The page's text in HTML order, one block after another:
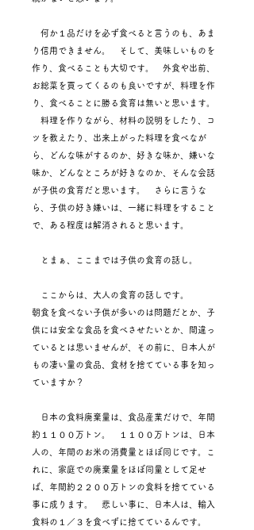
何か１品だけを必ず食べると言うのも、あま
り信用できません。 そして、美味しいものを
作り、食べることも大切です。 外食や出前、
お総菜を買ってくるのも良いですが、料理を作
り、食べることに勝る食育は無いと思います。
料理を作りながら、材料の説明をしたり、コ
ツを教えたり、出来上がった料理を食べなが
ら、どんな味がするのか、好きな味か、嫌いな
味か、どんなところが好きなのか、そんな会話
が子供の食育だと思います。 さらに言うな
ら、子供の好き嫌いは、一緒に料理をすること
で、ある程度は解消されると思います。
とまぁ、ここまでは子供の食育の話し。
ここからは、大人の食育の話しです。
朝食を食べない子供が多いのは問題だとか、子
供には安全な食品を食べさせたいとか、間違っ
ているとは思いませんが、その前に、日本人が
もの凄い量の食品、食材を捨てている事を知っ
ていますか？
日本の食料廃棄量は、食品産業だけで、年間
約１１００万トン。 １１００万トンは、日本
人の、年間のお米の消費量とほぼ同じです。こ
れに、家庭での廃棄量をほぼ同量として足せ
ば、年間約２２００万トンの食料を捨てている
事に成ります。 悲しい事に、日本人は、輸入
食料の１／３を食べずに捨てているんです。